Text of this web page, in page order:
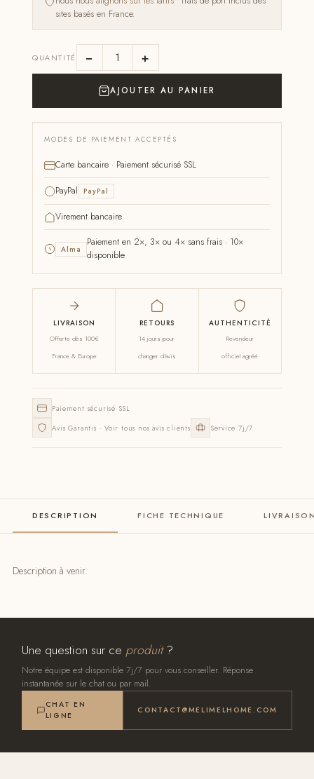
sites basés en France.
QUANTITÉ − +
AJOUTER AU PANIER
MODES DE PAIEMENT ACCEPTÉS
Carte bancaire · Paiement sécurisé SSL
PayPal PayPal
Virement bancaire
Alma
Paiement en 2×, 3× ou 4× sans frais · 10×
disponible
LIVRAISON
Offerte dès 100€
France & Europe
RETOURS
14 jours pour
changer d'avis
AUTHENTICITÉ
Revendeur
officiel agréé
Paiement sécurisé SSL
Avis Garantis · Voir tous nos avis clients
Service 7j/7
DESCRIPTION FICHE TECHNIQUE
Description à venir.
Une question sur ce produit?
Notre équipe est disponible 7j/7 pour vous conseiller. Réponse
instantanée sur le chat ou par mail.
CHAT EN
LIGNE
CONTACT@MELIMELHOME.COM